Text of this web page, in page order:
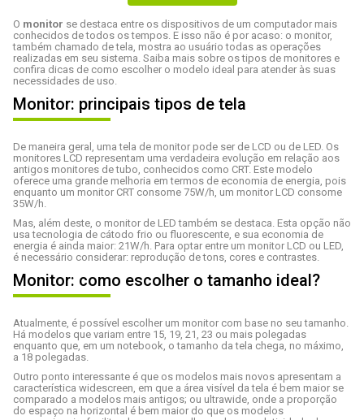
O monitor se destaca entre os dispositivos de um computador mais
conhecidos de todos os tempos. E isso não é por acaso: o monitor,
também chamado de tela, mostra ao usuário todas as operações
realizadas em seu sistema. Saiba mais sobre os tipos de monitores e
confira dicas de como escolher o modelo ideal para atender às suas
necessidades de uso.
Monitor: principais tipos de tela
De maneira geral, uma tela de monitor pode ser de LCD ou de LED. Os
monitores LCD representam uma verdadeira evolução em relação aos
antigos monitores de tubo, conhecidos como CRT. Este modelo
oferece uma grande melhoria em termos de economia de energia, pois
enquanto um monitor CRT consome 75W/h, um monitor LCD consome
35W/h.
Mas, além deste, o monitor de LED também se destaca. Esta opção não
usa tecnologia de cátodo frio ou fluorescente, e sua economia de
energia é ainda maior: 21W/h. Para optar entre um monitor LCD ou LED,
é necessário considerar: reprodução de tons, cores e contrastes.
Monitor: como escolher o tamanho ideal?
Atualmente, é possível escolher um monitor com base no seu tamanho.
Há modelos que variam entre 15, 19, 21, 23 ou mais polegadas
enquanto que, em um notebook , o tamanho da tela chega, no máximo,
a 18 polegadas.
Outro ponto interessante é que os modelos mais novos apresentam a
característica widescreen, em que a área visível da tela é bem maior se
comparado a modelos mais antigos; ou ultrawide, onde a proporção
do espaço na horizontal é bem maior do que os modelos